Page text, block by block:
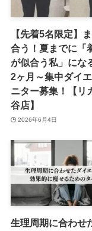
【先着5名限定】
合う！夏までに「
が似合う私」にな
2ヶ月～集中ダイ
ニター募集！【リ
谷店】
2026年6月4日
生理周期に合わせ